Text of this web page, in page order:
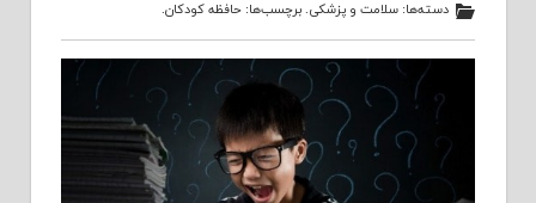
دسته‌ها:سلامت و پزشکی. برچسب‌ها:حافظه کودکان.